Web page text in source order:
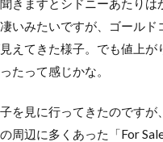
いみたいですが、ゴールド
えてきた様子。でも値上が
たって感じかな。
を見に行ってきたのですが
周辺に多くあった「For